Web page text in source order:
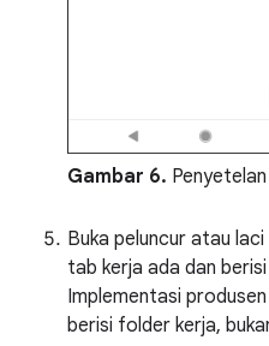
Gambar 6.
Buka peluncur atau
tab kerja ada dan
Implementasi
berisi folder kerja,